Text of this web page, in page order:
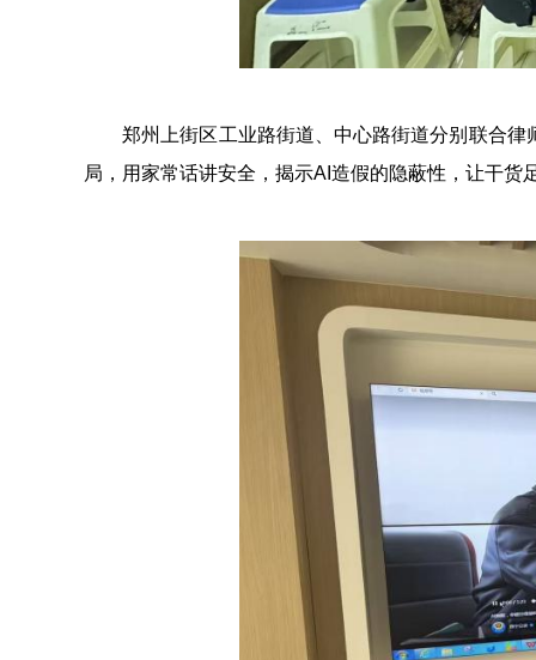
郑州上街区工业路街道、中心路街道分别联合律
局，用家常话讲安全，揭示AI造假的隐蔽性，让干货